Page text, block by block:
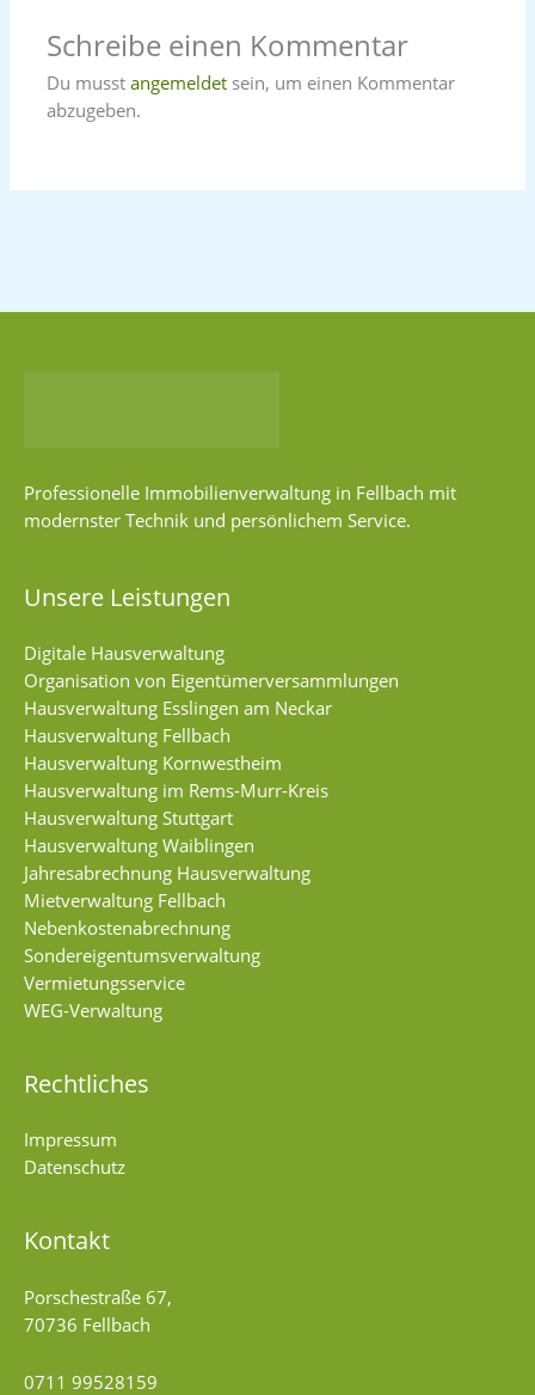
Schreibe einen Kommentar
Du musstangemeldet sein, um einen Kommentar
abzugeben.
Professionelle Immobilienverwaltung in Fellbach mit
modernster Technik und persönlichem Service.
Unsere Leistungen
Digitale Hausverwaltung
Organisation von Eigentümerversammlungen
Hausverwaltung Esslingen am Neckar
Hausverwaltung Fellbach
Hausverwaltung Kornwestheim
Hausverwaltung im Rems-Murr-Kreis
Hausverwaltung Stuttgart
Hausverwaltung Waiblingen
Jahresabrechnung Hausverwaltung
Mietverwaltung Fellbach
Nebenkostenabrechnung
Sondereigentumsverwaltung
Vermietungsservice
WEG-Verwaltung
Rechtliches
Impressum
Datenschutz
Kontakt
Porschestraße 67,
70736 Fellbach
0711 99528159